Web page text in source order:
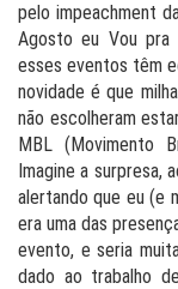
pelo impeachment
Agosto eu Vou pra
esses eventos têm
novidade é que
não escolheram
MBL (Movimento
Imagine a surpresa,
alertando que eu (e
era uma das
evento, e seria
dado ao trabalho